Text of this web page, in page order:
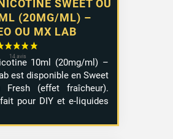
SWEET OU
(20MG/ML) –
OU MX LAB
10ml (20mg/ml) –
est disponible en Sweet
(effet fraîcheur).
pour DIY et e-liquides